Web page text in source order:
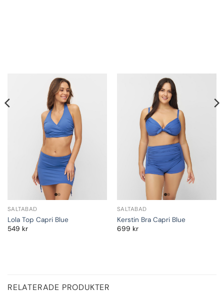
SALTABAD
Lola Top Capri Blue
549 kr
SALTABAD
Kerstin Bra Capri Blue
699 kr
RELATERADE PRODUKTER